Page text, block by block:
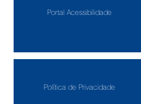
Portal Acessibilidade
Política de Privacidade